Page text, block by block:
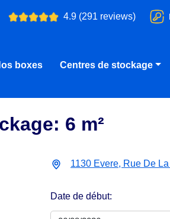
4.9 (291 reviews)
boxes Centres de stockage
6 m²
1130 Evere, Rue De
Date de début: